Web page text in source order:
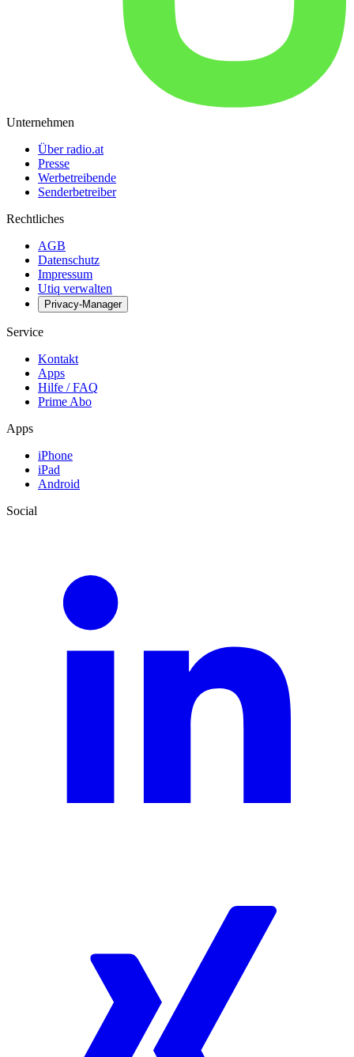
Unternehmen
Über radio.at
Presse
Werbetreibende
Senderbetreiber
Rechtliches
AGB
Datenschutz
Impressum
Utiq verwalten
Privacy-Manager
Service
Kontakt
Apps
Hilfe / FAQ
Prime Abo
Apps
iPhone
iPad
Android
Social